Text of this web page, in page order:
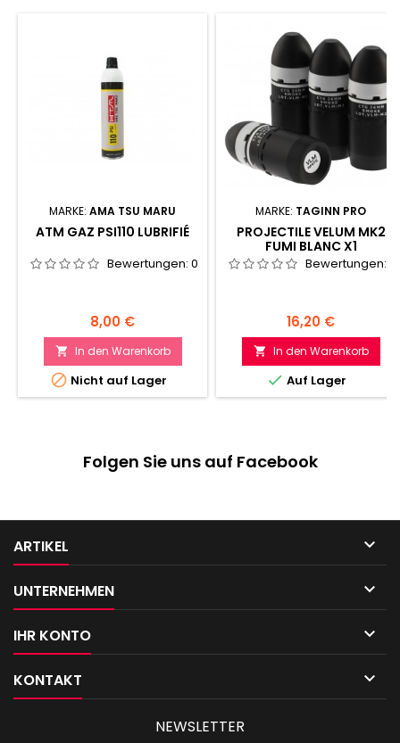
MARKE: AMA TSU MARU
ATM GAZ PSI110 LUBRIFIÉ
Bewertungen: 0
Preis
8,00 €
 In den Warenkorb
 Nicht auf Lager
MARKE: TAGINN PRO
PROJECTILE VELUM MK2
FUMI BLANC X1
Bewertungen:
Preis
16,20 €
 In den Warenkorb
 Auf Lager
Folgen Sie uns auf Facebook
ARTIKEL 
UNTERNEHMEN 
IHR KONTO 
KONTAKT 
NEWSLETTER